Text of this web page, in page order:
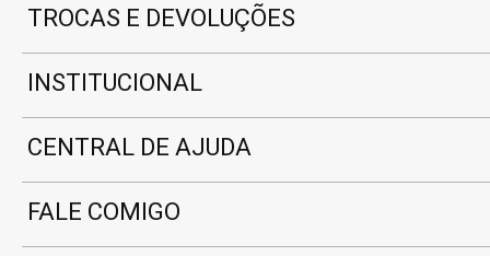
TROCAS E DEVOLUÇÕES
INSTITUCIONAL
CENTRAL DE AJUDA
FALE COMIGO